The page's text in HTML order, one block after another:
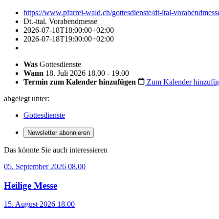
https://www.pfarrei-wald.ch/gottesdienste/dt-ital-
Dt.-ital. Vorabendmesse
2026-07-18T18:00:00+02:00
2026-07-18T19:00:00+02:00
Was Gottesdienste
Wann 18. Juli 2026 18.00 - 19.00
Termin zum Kalender hinzufügen
Zum Kalender
abgelegt unter:
Gottesdienste
Newsletter abonnieren
Das könnte Sie auch interessieren
05. September 2026 08.00
Heilige Messe
15. August 2026 18.00